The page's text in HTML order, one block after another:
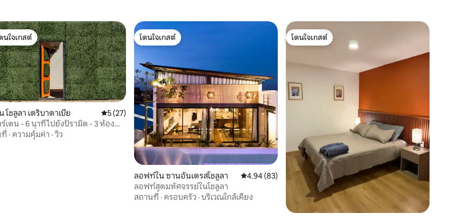
ใจเกสต์ที่สุด
นใจเกสต์
โชลูลา เดริบาดาเบีย คะแนนเฉลี่ย 5 จาก 5, 27 รีวิว
5 (27)
เดน - 6 นาทีไปยังปิรามิด - 3 ห้อง
3.5 ห้องน้ำ
ที่ · ความคุ้มค่า · วิว
โดนใจเกสต์
โดนใจเกสต์
ลอฟท์ใน ซานอันเดรสโชลูลา คะแนนเฉลี่ย 4.94 จาก 5, 83 รีวิว
4.94 (83)
ลอฟท์สุดมหัศจรรย์ในโชลูลา
สถานที่ · ครอบครัว · บริเวณใกล้เคียง
โดนใจเกสต์
โดนใจเกสต์